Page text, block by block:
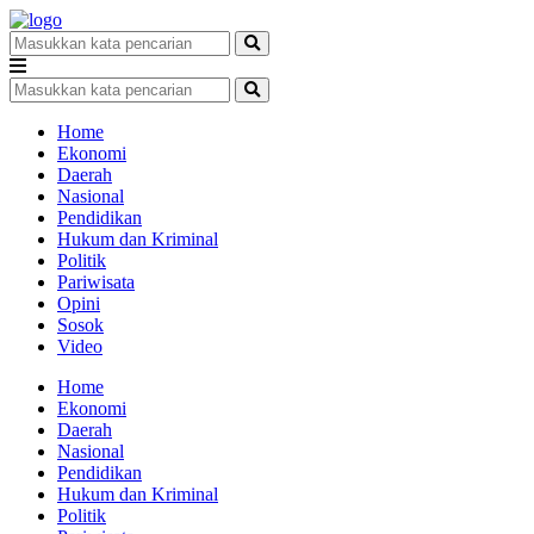
Home
Ekonomi
Daerah
Nasional
Pendidikan
Hukum dan Kriminal
Politik
Pariwisata
Opini
Sosok
Video
Home
Ekonomi
Daerah
Nasional
Pendidikan
Hukum dan Kriminal
Politik